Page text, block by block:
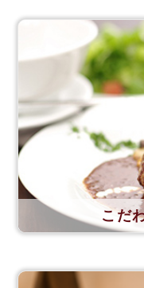
こだ